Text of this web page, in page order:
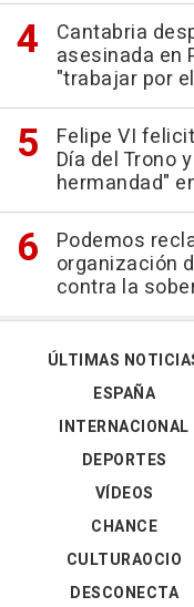
Cantabria
asesinada en
"trabajar por
Felipe VI
Día del Trono
hermandad"
Podemos
organización
contra la
ÚLTIMAS
ESPAÑA
INTERNACIONAL
DEPORTES
VÍDEOS
CHANCE
CULTURAOCIO
DESCONECTA